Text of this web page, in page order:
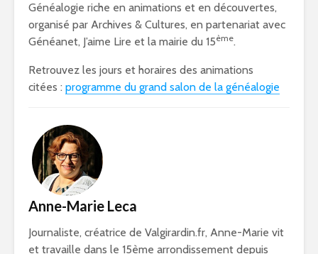
Généalogie riche en animations et en découvertes,
organisé par Archives & Cultures, en partenariat avec
Généanet, J’aime Lire et la mairie du 15ème.
Retrouvez les jours et horaires des animations
citées : programme du grand salon de la généalogie
Anne-Marie Leca
Journaliste, créatrice de Valgirardin.fr, Anne-Marie vit
et travaille dans le 15ème arrondissement depuis